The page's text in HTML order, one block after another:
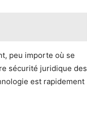
peu importe où se
sécurité juridique des
est rapidement